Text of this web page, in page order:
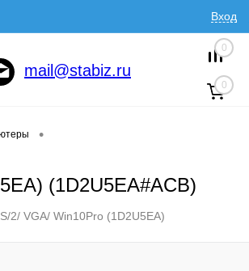
Вход
mail@stabiz.ru
0
0
•
(1D2U5EA#ACB)
2/ VGA/ Win10Pro (1D2U5EA)